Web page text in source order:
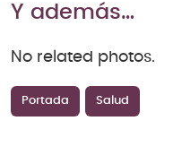
Y además…
No related photos.
Portada Salud